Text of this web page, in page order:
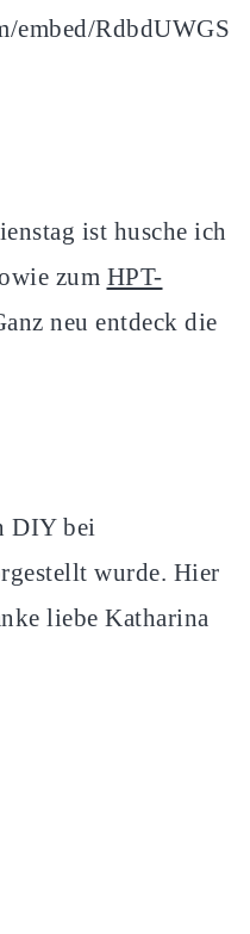
embed/RdbdUWGS
ist husche ich
zum HPT-
neu entdeck die
DIY bei
wurde. Hier
liebe Katharina